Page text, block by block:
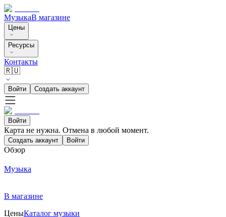
МузыкаВ магазине
Цены
Ресурсы
Контакты
🇷🇺
Войти Создать аккаунт
Войти
Карта не нужна. Отмена в любой момент.
Создать аккаунт Войти
Обзор
Музыка
В магазине
ЦеныКаталог музыки